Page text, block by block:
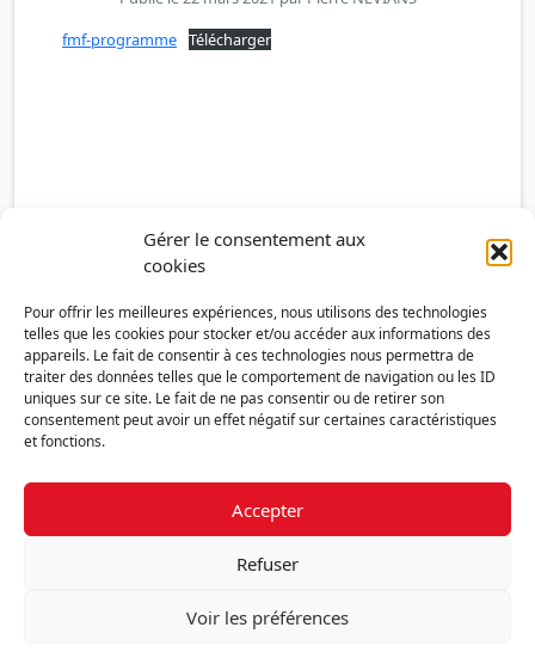
Gérer le consentement aux
cookies
Pour offrir les meilleures expériences, nous utilisons des technologies
telles que les cookies pour stocker et/ou accéder aux informations des
appareils. Le fait de consentir à ces technologies nous permettra de
traiter des données telles que le comportement de navigation ou les ID
uniques sur ce site. Le fait de ne pas consentir ou de retirer son
consentement peut avoir un effet négatif sur certaines caractéristiques
et fonctions.
Accepter
Refuser
Voir les préférences
fmf-programme Télécharger
Politique de confidentialité
RGPD
Nous contacter